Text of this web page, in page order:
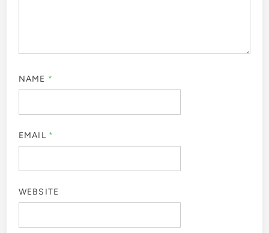
NAME *
EMAIL *
WEBSITE